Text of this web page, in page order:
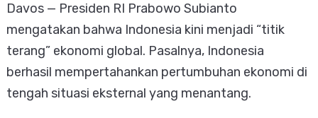
Davos — Presiden RI Prabowo Subianto
mengatakan bahwa Indonesia kini menjadi “titik
terang” ekonomi global. Pasalnya, Indonesia
berhasil mempertahankan pertumbuhan ekonomi di
tengah situasi eksternal yang menantang.